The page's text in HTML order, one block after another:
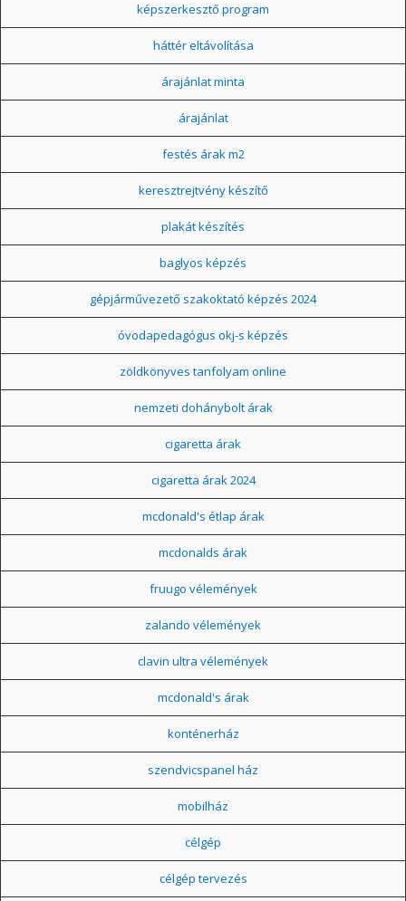
képszerkesztő program
háttér eltávolítása
árajánlat minta
árajánlat
festés árak m2
keresztrejtvény készítő
plakát készítés
baglyos képzés
gépjárművezető szakoktató képzés 2024
óvodapedagógus okj-s képzés
zöldkönyves tanfolyam online
nemzeti dohánybolt árak
cigaretta árak
cigaretta árak 2024
mcdonald's étlap árak
mcdonalds árak
fruugo vélemények
zalando vélemények
clavin ultra vélemények
mcdonald's árak
konténerház
szendvicspanel ház
mobilház
célgép
célgép tervezés